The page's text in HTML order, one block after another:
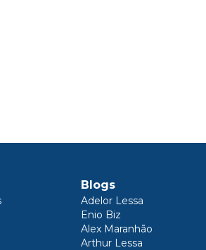
Blogs
Adelor Lessa
Enio Biz
Alex Maranhão
Arthur Lessa